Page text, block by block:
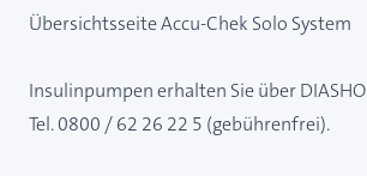
Übersichtsseite Accu-Chek Solo System
Insulinpumpen erhalten Sie über
Tel. 0800 / 62 26 22 5 (gebührenfrei).